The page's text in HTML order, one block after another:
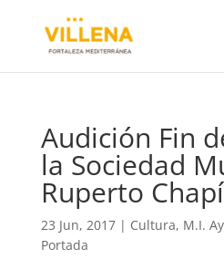
Audición Fin
la Sociedad
Ruperto Chapí
23 Jun, 2017| Cultura, M.I.
Portada